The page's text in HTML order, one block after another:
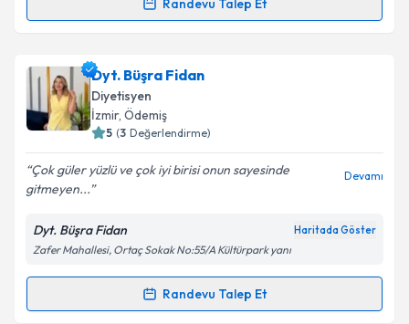
Randevu Talep Et
takvim hazırlandığında e-posta ile bilgilendireceğiz.
E-posta Adresiniz
kapsamda işlenmesini kabul ediyorum.
Takvim Talebini Gönder
Dyt. Büşra Fidan
Diyetisyen
İzmir, Ödemiş
5 (3 Değerlendirme)
Çok güler yüzlü ve çok iyi birisi onun sayesinde
gitmeyen...
Devamı
Dyt. Büşra Fidan Haritada Göster
Zafer Mahallesi, Ortaç Sokak No:55/A Kültürpark yanı
Randevu Talep Et
Randevu Takvimi Talebi